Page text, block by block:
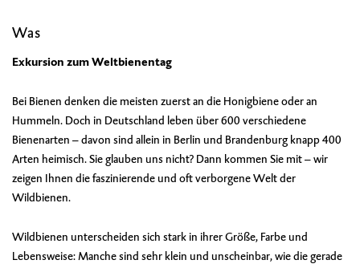
Was
Exkursion zum Weltbienentag
Bei Bienen denken die meisten zuerst an die Honigbiene oder an
Hummeln. Doch in Deutschland leben über 600 verschiedene
Bienenarten – davon sind allein in Berlin und Brandenburg knapp 400
Arten heimisch. Sie glauben uns nicht? Dann kommen Sie mit – wir
zeigen Ihnen die faszinierende und oft verborgene Welt der
Wildbienen.
Wildbienen unterscheiden sich stark in ihrer Größe, Farbe und
Lebensweise: Manche sind sehr klein und unscheinbar, wie die gerade